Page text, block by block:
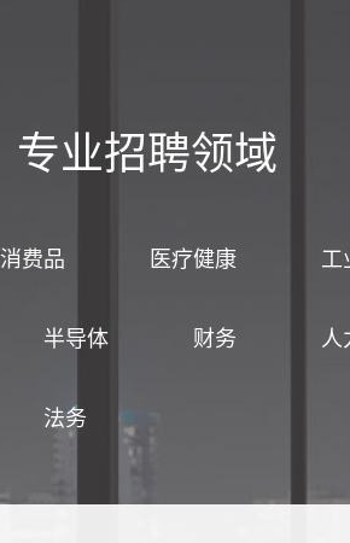
专业招聘领域
消费品 医疗健康 工
半导体 财务
法务